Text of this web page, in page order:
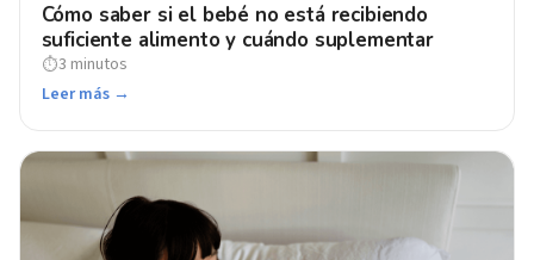
Cómo saber si el bebé no está recibiendo
suficiente alimento y cuándo suplementar
⏱3 minutos
Leer más →